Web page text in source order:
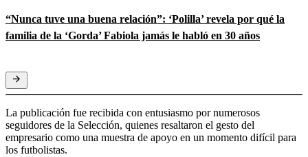
“Nunca tuve una buena relación”: ‘Polilla’ revela por qué la
familia de la ‘Gorda’ Fabiola jamás le habló en 30 años
La publicación fue recibida con entusiasmo por numerosos
seguidores de la Selección, quienes resaltaron el gesto del
empresario como una muestra de apoyo en un momento difícil para
los futbolistas.